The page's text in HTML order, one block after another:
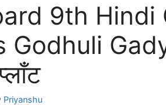
9th Hindi
Godhuli
Priyanshu